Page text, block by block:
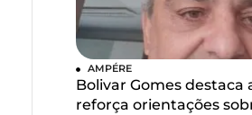
AMPÉRE
Bolivar Gomes destaca
reforça orientações